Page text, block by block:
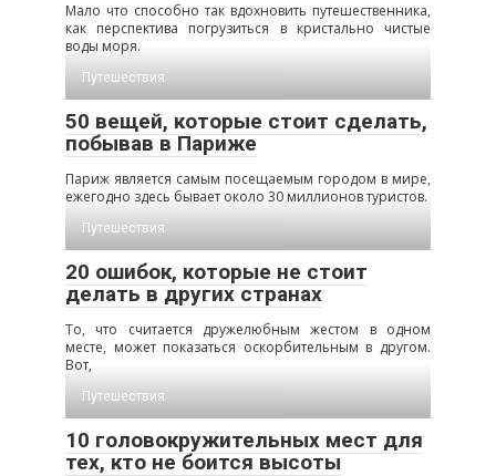
Мало что способно так вдохновить путешественника,
как перспектива погрузиться в кристально чистые
воды моря.
Путешествия
50 вещей, которые стоит сделать,
побывав в Париже
Париж является самым посещаемым городом в мире,
ежегодно здесь бывает около 30 миллионов туристов.
Путешествия
20 ошибок, которые не стоит
делать в других странах
То, что считается дружелюбным жестом в одном
месте, может показаться оскорбительным в другом.
Вот,
Путешествия
10 головокружительных мест для
тех, кто не боится высоты